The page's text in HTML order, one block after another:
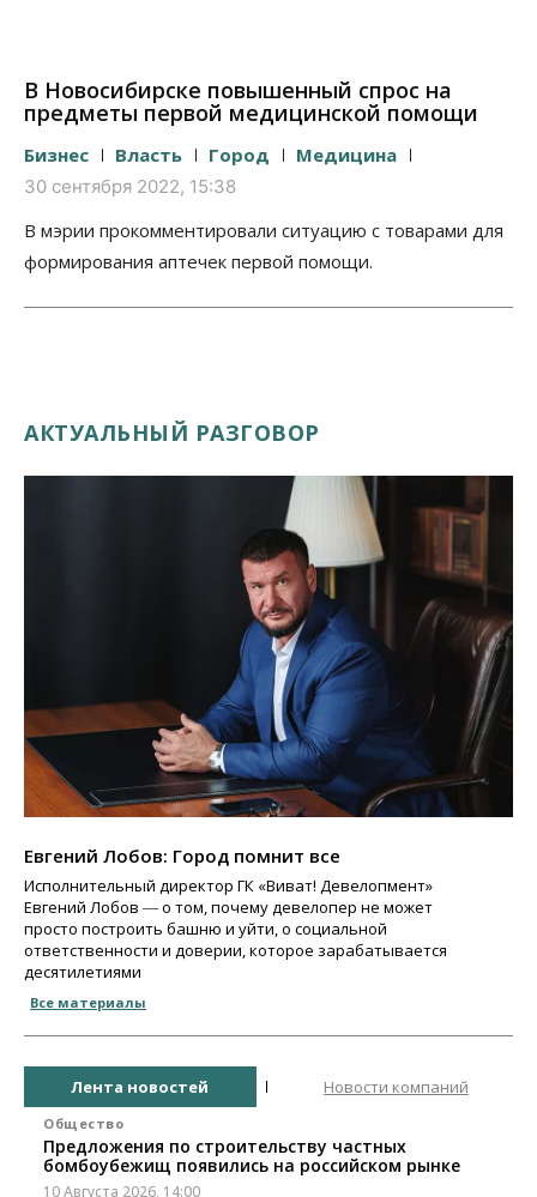
В Новосибирске повышенный спрос на
предметы первой медицинской помощи
Бизнес Власть Город Медицина
30 сентября 2022, 15:38
В мэрии прокомментировали ситуацию с товарами для
формирования аптечек первой помощи.
АКТУАЛЬНЫЙ РАЗГОВОР
Евгений Лобов: Город помнит все
Исполнительный директор ГК «Виват! Девелопмент»
Евгений Лобов ― о том, почему девелопер не может
просто построить башню и уйти, о социальной
ответственности и доверии, которое зарабатывается
десятилетиями
Все материалы
Лента новостей Новости компаний
Общество
Предложения по строительству частных
бомбоубежищ появились на российском рынке
10 Августа 2026, 14:00